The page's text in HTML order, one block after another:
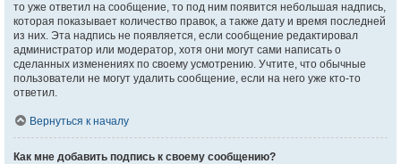
то уже ответил на сообщение, то под ним появится небольшая надпись,
которая показывает количество правок, а также дату и время последней
из них. Эта надпись не появляется, если сообщение редактировал
администратор или модератор, хотя они могут сами написать о
сделанных изменениях по своему усмотрению. Учтите, что обычные
пользователи не могут удалить сообщение, если на него уже кто-то
ответил.
Вернуться к началу
Как мне добавить подпись к своему сообщению?